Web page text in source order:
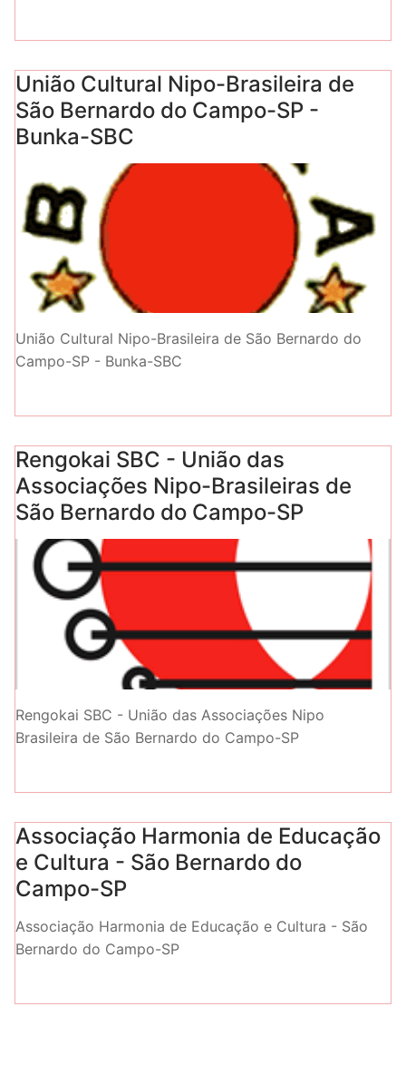
União Cultural Nipo-Brasileira de
São Bernardo do Campo-SP -
Bunka-SBC
União Cultural Nipo-Brasileira de São Bernardo do
Campo-SP - Bunka-SBC
Rengokai SBC - União das
Associações Nipo-Brasileiras de
São Bernardo do Campo-SP
Rengokai SBC - União das Associações Nipo
Brasileira de São Bernardo do Campo-SP
Associação Harmonia de Educação
e Cultura - São Bernardo do
Campo-SP
Associação Harmonia de Educação e Cultura - São
Bernardo do Campo-SP